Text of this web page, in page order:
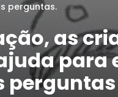
perguntas.
as
para
perguntas